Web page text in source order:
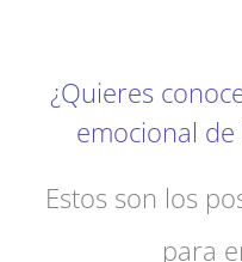
¿Quieres
emocional de
Estos son los
para